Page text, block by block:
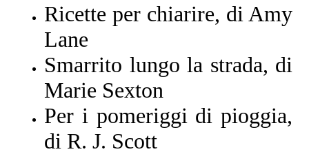
Ricette per chiarire, di Amy
Lane
Smarrito lungo la strada, di
Marie Sexton
Per i pomeriggi di pioggia,
di R. J. Scott